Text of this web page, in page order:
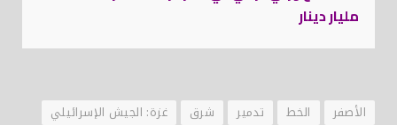
مليار دينار
الأصفر الخط تدمير شرق
غزة: الجيش الإسرائيلي